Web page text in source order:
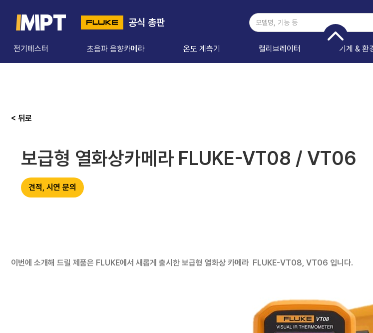
공식 총판
전기테스터 초음파 음향카메라 온도 계측기 캘리브레이터 기계 & 환
< 뒤로
보급형 열화상카메라 FLUKE-VT08 / VT06
견적, 시연 문의
이번에 소개해 드릴 제품은 FLUKE에서 새롭게 출시한 보급형 열화상 카메라 FLUKE-VT08, VT06 입니다.